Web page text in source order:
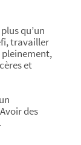
qu’un
travailler
pleinement,
et
des